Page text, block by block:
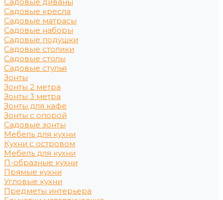
Садовые кресла
Садовые матрасы
Садовые наборы
Садовые подушки
Садовые столики
Садовые столы
Садовые стулья
Зонты
Зонты 2 метра
Зонты 3 метра
Зонты для кафе
Зонты с опорой
Садовые зонты
Мебель для кухни
Кухни с островом
Мебель для кухни
П-образные кухни
Прямые кухни
Угловые кухни
Предметы интерьера